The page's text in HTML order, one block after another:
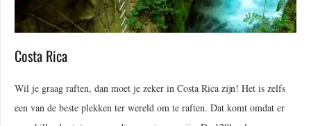
Costa Rica
Wil je graag raften, dan moet je zeker in Costa Rica zijn! Het is zelfs
een van de beste plekken ter wereld om te raften. Dat komt omdat er